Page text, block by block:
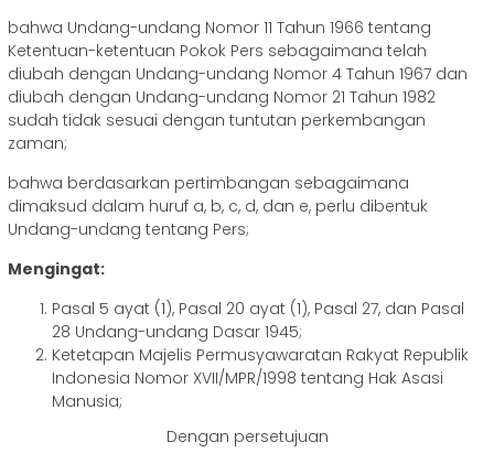
bahwa Undang-undang Nomor 11 Tahun 1966 tentang
Ketentuan-ketentuan Pokok Pers sebagaimana telah
diubah dengan Undang-undang Nomor 4 Tahun 1967 dan
diubah dengan Undang-undang Nomor 21 Tahun 1982
sudah tidak sesuai dengan tuntutan perkembangan
zaman;
bahwa berdasarkan pertimbangan sebagaimana
dimaksud dalam huruf a, b, c, d, dan e, perlu dibentuk
Undang-undang tentang Pers;
Mengingat:
Pasal 5 ayat (1), Pasal 20 ayat (1), Pasal 27, dan Pasal
28 Undang-undang Dasar 1945;
Ketetapan Majelis Permusyawaratan Rakyat Republik
Indonesia Nomor XVII/MPR/1998 tentang Hak Asasi
Manusia;
Dengan persetujuan